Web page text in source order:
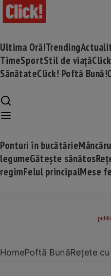
Ultima Oră!Trending
TimeSportStil de viață
SănătateClick! Poftă Bună!
Ponturi în bucătărie
legumeGătește sănătos
regimFelul principalMese
HomePoftă BunăRețete